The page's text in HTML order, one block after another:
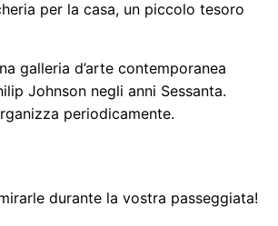
per la casa, un piccolo tesoro
galleria d’arte contemporanea
Johnson negli anni Sessanta.
periodicamente.
durante la vostra passeggiata!